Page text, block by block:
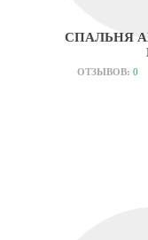
СПАЛЬНЯ
ОТЗЫВОВ: 0